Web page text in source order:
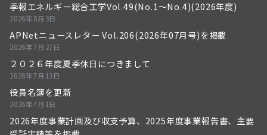
季報エネルギー総合工学Vol.49(No.1～No.4)(2026年度)
2026年8月3日
APNetニュースレター Vol.206(2026年07月号)を掲載
2026年7月27日
２０２６年度夏季休日につきまして
2026年7月13日
役員名簿を更新
2026年7月1日
2026年度事業計画及び収支予算、2025年度事業報告書、主要